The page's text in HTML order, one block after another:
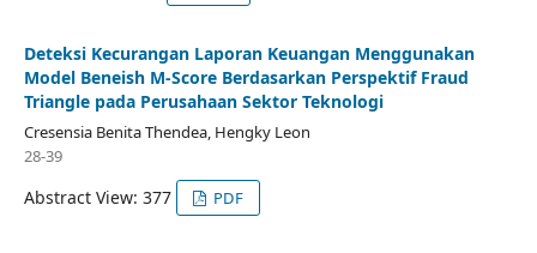
Deteksi Kecurangan Laporan Keuangan Menggunakan
Model Beneish M-Score Berdasarkan Perspektif Fraud
Triangle pada Perusahaan Sektor Teknologi
Cresensia Benita Thendea, Hengky Leon
28-39
Abstract View: 377 PDF